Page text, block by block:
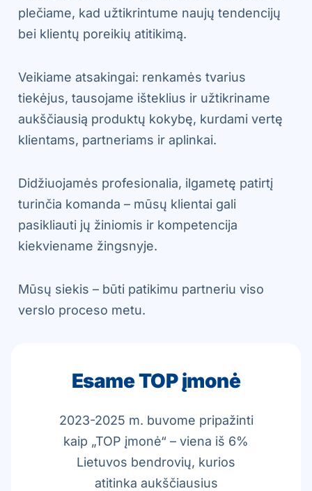
plečiame, kad užtikrintume naujų tendencijų
bei klientų poreikių atitikimą.
Veikiame atsakingai: renkamės tvarius
tiekėjus, tausojame išteklius ir užtikriname
aukščiausią produktų kokybę, kurdami vertę
klientams, partneriams ir aplinkai.
Didžiuojamės profesionalia, ilgametę patirtį
turinčia komanda – mūsų klientai gali
pasikliauti jų žiniomis ir kompetencija
kiekviename žingsnyje.
Mūsų siekis – būti patikimu partneriu viso
verslo proceso metu.
Esame TOP įmonė
2023-2025 m. buvome pripažinti
kaip „TOP įmonė“ – viena iš 6%
Lietuvos bendrovių, kurios
atitinka aukščiausius